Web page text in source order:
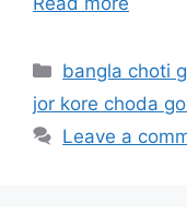
Categories
bangla choti
jor kore choda
Leave a